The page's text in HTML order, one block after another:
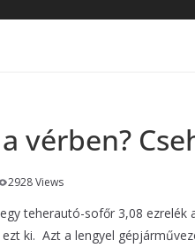
vérben?
2928 Views
teherautó-sofőr 3,08
ki. Azt a lengyel